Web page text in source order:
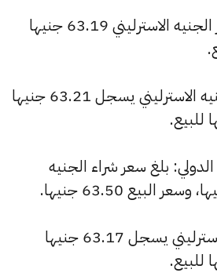
بنك مصر: سجل سعر الجنيه الاسترليني 63.19 جنيها
كريدي أجريكول: الجنيه الاسترليني يسجل 63.21 جنيها
الدولي: بلغ سعر شراء الجنيه
بنك البركة: الجنيه الاسترليني يسجل 63.17 جنيها